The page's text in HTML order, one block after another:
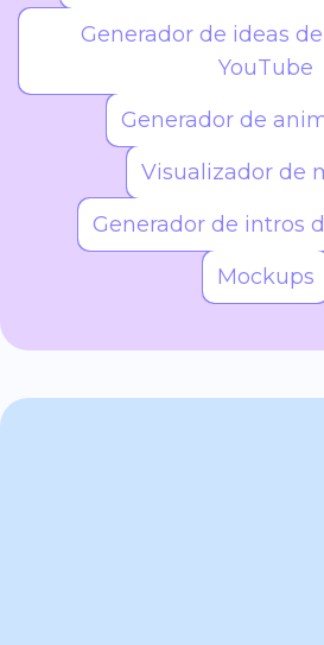
Generador de ideas
YouTube
Generador de
Visualizador de
Generador de intros
Mockups